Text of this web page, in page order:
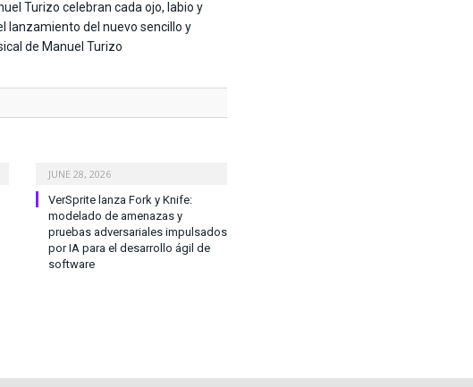
Turizo celebran cada ojo, labio y
lanzamiento del nuevo sencillo y
de Manuel Turizo
JUNE 28, 2026
VerSprite lanza Fork y Knife:
modelado de amenazas y
pruebas adversariales impulsados
por IA para el desarrollo ágil de
software